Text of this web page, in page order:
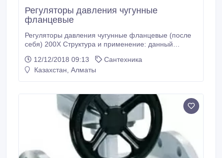
Регуляторы давления чугунные
фланцевые
Регуляторы давления чугунные фланцевые (после
себя) 200Х Структура и применение: данный
клапана, сферического клапана и манометра и т. д.
Основной клапан в основном контролирует
применяется в системах трубопроводов в
промышленности и канализации воды,
водоснабжении для пожаротушения и
водоснабжения в жилые здания.
12/12/2018 09:13
Сантехника
Казахстан, Алматы